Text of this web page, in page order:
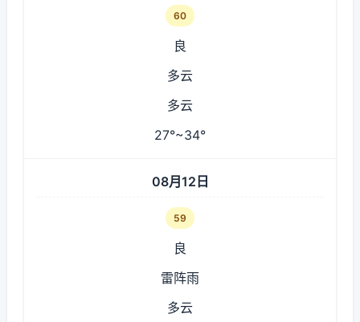
60
良
多云
多云
27°~34°
08月12日
59
良
雷阵雨
多云